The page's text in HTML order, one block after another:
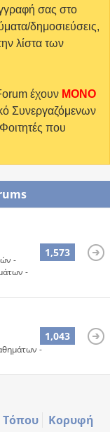
σας στο
δημοσιεύσεις,
λίστα των
έχουν MONO
Συνεργαζόμενων
που
-
-
1,573
-
1,043
Τόπου Κορυφή